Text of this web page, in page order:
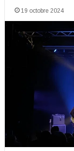
19 octobre 2024